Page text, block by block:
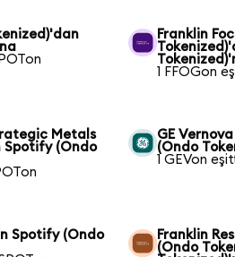
Franklin
1 FFOGon
Metals
Spotify (Ondo
GE
(Ondo
1 GEVon
Spotify (Ondo
Franklin
(Ondo